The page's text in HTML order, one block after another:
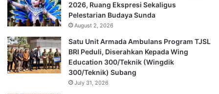
2026, Ruang Ekspresi Sekaligus
Pelestarian Budaya Sunda
August 2, 2026
Satu Unit Armada Ambulans Program TJSL
BRI Peduli, Diserahkan Kepada Wing
Education 300/Teknik (Wingdik
300/Teknik) Subang
July 31, 2026